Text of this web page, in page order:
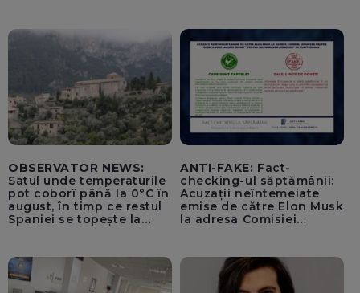
OBSERVATOR NEWS:
Satul unde temperaturile
pot coborî până la 0°C în
august, în timp ce restul
Spaniei se topește la
ANTI-FAKE: Fact-
checking-ul săptămânii:
Acuzații neîntemeiate
emise de către Elon Musk
la adresa Comisiei
pentru instaurarea
„cenzurii” pe platforma X